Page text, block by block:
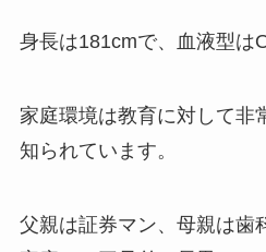
身長は181cmで、血液型は
家庭環境は教育に対して非
知られています。
父親は証券マン、母親は歯